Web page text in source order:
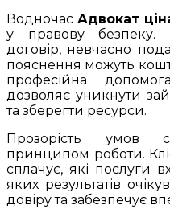
Водночас Адвокат
у правову безпеку.
договір, невчасно
пояснення можуть
професійна
дозволяє уникнути
та зберегти ресурси.
Прозорість умов
принципом роботи.
сплачує, які послуги
яких результатів
довіру та забезпечує